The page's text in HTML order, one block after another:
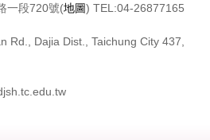
一段720號(地圖) TEL:04-26877165
Rd., Dajia Dist., Taichung City 437,